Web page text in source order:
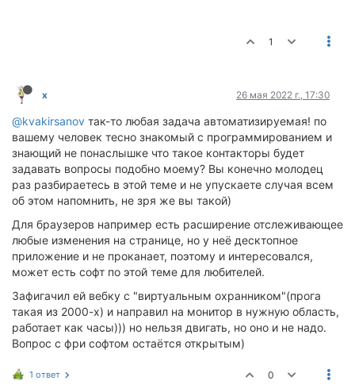
1
x 26 мая 2022 г., 17:30
@kvakirsanov так-то любая задача автоматизируемая! по
вашему человек тесно знакомый с программированием и
знающий не понаслышке что такое контакторы будет
задавать вопросы подобно моему? Вы конечно молодец
раз разбираетесь в этой теме и не упускаете случая всем
об этом напомнить, не зря же вы такой)
Для браузеров например есть расширение отслеживающее
любые изменения на странице, но у неё десктопное
приложение и не проканает, поэтому и интересовался,
может есть софт по этой теме для любителей.
Зафигачил ей вебку с "виртуальным охранником"(прога
такая из 2000-х) и направил на монитор в нужную область,
работает как часы))) но нельзя двигать, но оно и не надо.
Вопрос с фри софтом остаётся открытым)
1 ответ 0